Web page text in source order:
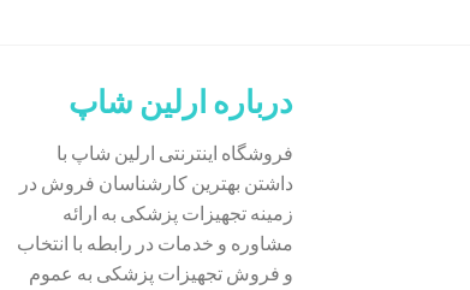
درباره ارلین شاپ
فروشگاه اینترنتی ارلین شاپ با
داشتن بهترین کارشناسان فروش در
زمینه تجهیزات پزشکی به ارائه
مشاوره و خدمات در رابطه با انتخاب
و فروش تجهیزات پزشکی به عموم